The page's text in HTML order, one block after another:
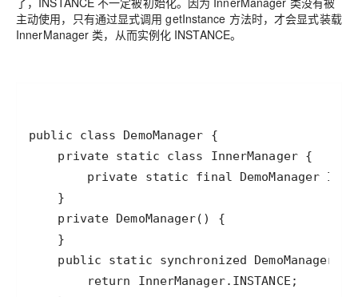
主动使用，只有通过显式调用 getInstance 方法时，才会显式装载
InnerManager 类，从而实例化 INSTANCE。